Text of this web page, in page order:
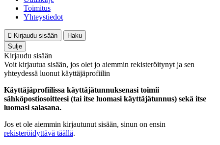
Toimitus
Yhteystiedot
Kirjaudu sisään
Haku
Sulje
Kirjaudu sisään
Voit kirjautua sisään, jos olet jo aiemmin rekisteröitynyt ja sen
yhteydessä luonut käyttäjäprofiilin
Käyttäjäprofiilissa käyttäjätunnuksenasi toimii
sähköpostiosoitteesi (tai itse luomasi käyttäjätunnus) sekä itse
luomasi salasana.
Jos et ole aiemmin kirjautunut sisään, sinun on ensin
rekisteröidyttävä täällä.